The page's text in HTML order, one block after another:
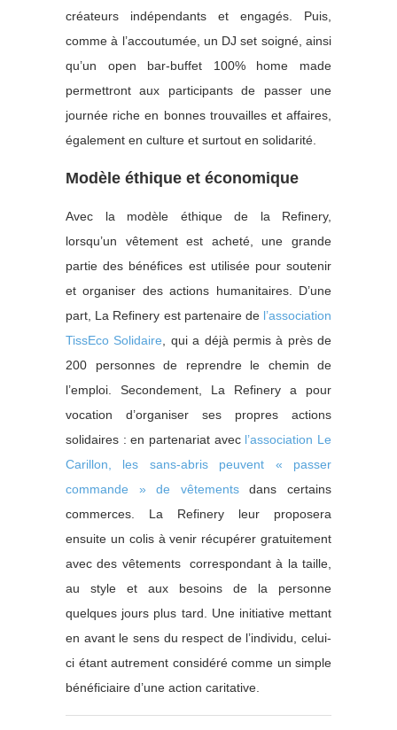
créateurs indépendants et engagés. Puis,
comme à l’accoutumée, un DJ set soigné, ainsi
qu’un open bar-buffet 100% home made
permettront aux participants de passer une
journée riche en bonnes trouvailles et affaires,
également en culture et surtout en solidarité.
Modèle éthique et économique
Avec la modèle éthique de la Refinery,
lorsqu’un vêtement est acheté, une grande
partie des bénéfices est utilisée pour soutenir
et organiser des actions humanitaires. D’une
part, La Refinery est partenaire de l’association
TissEco Solidaire, qui a déjà permis à près de
200 personnes de reprendre le chemin de
l’emploi. Secondement, La Refinery a pour
vocation d’organiser ses propres actions
solidaires : en partenariat avec l’association Le
Carillon, les sans-abris peuvent « passer
commande » de vêtementsdans certains
commerces. La Refinery leur proposera
ensuite un colis à venir récupérer gratuitement
avec des vêtements correspondant à la taille,
au style et aux besoins de la personne
quelques jours plus tard. Une initiative mettant
en avant le sens du respect de l’individu, celui-
ci étant autrement considéré comme un simple
bénéficiaire d’une action caritative.